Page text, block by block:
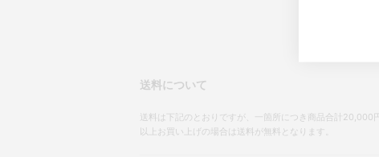
送料について
送料は下記のとおりですが、一箇所につき商品合計20,000円
以上お買い上げの場合は送料が無料となります。